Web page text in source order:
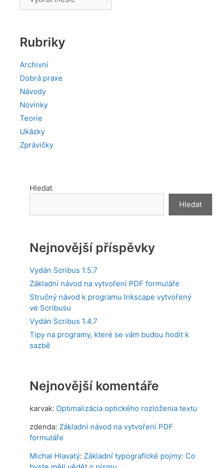
Rubriky
Archivní
Dobrá praxe
Návody
Novinky
Teorie
Ukázky
Zprávičky
Hledat
Hledat
Nejnovější příspěvky
Vydán Scribus 1.5.7
Základní návod na vytvoření PDF formuláře
Stručný návod k programu Inkscape vytvořený
ve Scribusu
Vydán Scribus 1.4.7
Tipy na programy, které se vám budou hodit k
sazbě
Nejnovější komentáře
karvak: Optimalizácia optického rozloženia textu
zdenda: Základní návod na vytvoření PDF
formuláře
Michal Hlavatý: Základní typografické pojmy: Co